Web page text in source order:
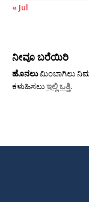
« Jul
ನೀವೂ ಬರೆಯಿರಿ
ಹೊನಲುಮಿಂಬಾಗಿಲು
ಕಳುಹಿಸಲುಇಲ್ಲಿ ಒತ್ತಿ.